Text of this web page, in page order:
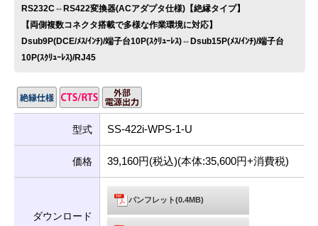
RS232C⇔RS422変換器(ACアダプタ仕様)【絶縁タイプ】
【両側複数コネクタ搭載で多様な作業環境に対応】
Dsub9P(DCE/ﾒｽ/ｲﾝﾁ)/端子台10P(ｽｸﾘｭｰﾚｽ)⇔Dsub15P(ﾒｽ/ｲﾝﾁ)/端子台
10P(ｽｸﾘｭｰﾚｽ)/RJ45
型式 SS-422i-WPS-1-U
価格 39,160円(税込)(本体:35,600円+消費税)
ダウンロード
パンフレット(0.4MB)